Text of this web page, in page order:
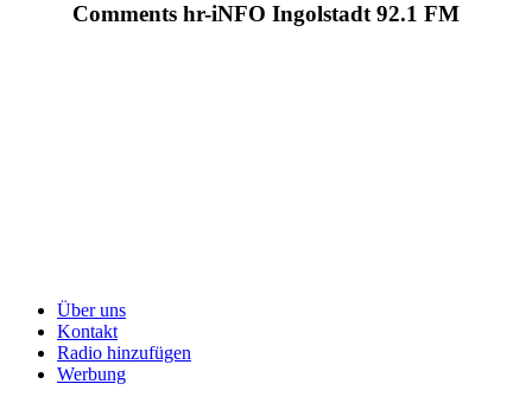
Comments hr-iNFO Ingolstadt 92.1 FM
Über uns
Kontakt
Radio hinzufügen
Werbung